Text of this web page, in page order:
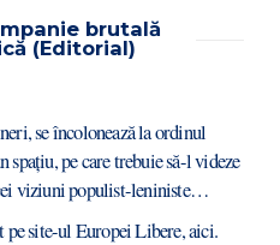
brutală
(Editorial)
se încolonează la ordinul
pe care trebuie să-l videze
viziuni populist-leniniste…
site-ul Europei Libere,aici.